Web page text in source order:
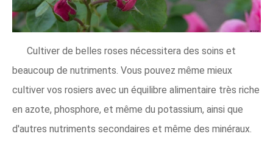
Cultiver de belles roses nécessitera des soins et
beaucoup de nutriments. Vous pouvez même mieux
cultiver vos rosiers avec un équilibre alimentaire très riche
en azote, phosphore, et même du potassium, ainsi que
d'autres nutriments secondaires et même des minéraux.